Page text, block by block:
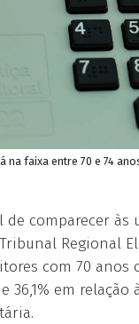
faixa entre 70 e 74
de comparecer
Regional
com 70
36,1% em